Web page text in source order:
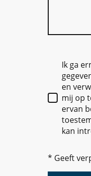
Ik ga
en
mij op
ervan
kan
* Geeft